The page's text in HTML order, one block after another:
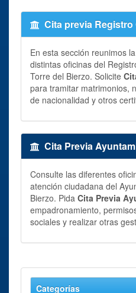
Cita previa
En esta sección reunimos
distintas oficinas del
Torre del Bierzo. Solicite
para tramitar matrimonios,
de nacionalidad y otros
Cita Previa
Consulte las diferentes
atención ciudadana del
Bierzo. Pida Cita Previa
empadronamiento,
sociales y realizar otras
Categorías